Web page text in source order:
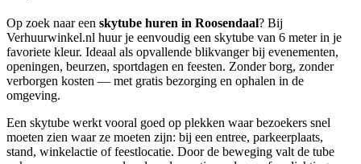
Op zoek naar een skytube huren in Roosendaal? Bij
Verhuurwinkel.nl huur je eenvoudig een skytube van 6 meter in je
favoriete kleur. Ideaal als opvallende blikvanger bij evenementen,
openingen, beurzen, sportdagen en feesten. Zonder borg, zonder
verborgen kosten — met gratis bezorging en ophalen in de
omgeving.
Een skytube werkt vooral goed op plekken waar bezoekers snel
moeten zien waar ze moeten zijn: bij een entree, parkeerplaats,
stand, winkelactie of feestlocatie. Door de beweging valt de tube